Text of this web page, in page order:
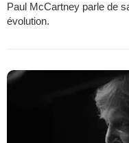
Paul McCartney parle de
évolution.